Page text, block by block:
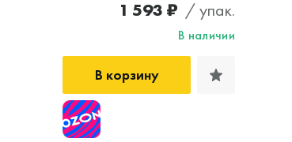
1 593 ₽ / упак.
В наличии
В корзину